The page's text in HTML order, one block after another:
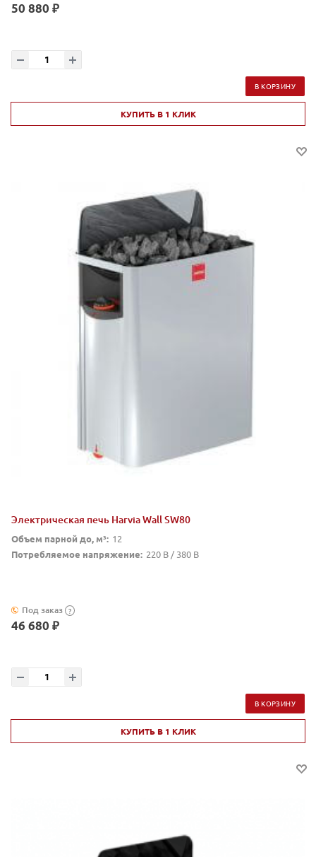
50 880 ₽
В КОРЗИНУ
КУПИТЬ В 1 КЛИК
Электрическая печь Harvia Wall SW80
Объем парной до, м³: 12
Потребляемое напряжение: 220 В / 380 В
Под заказ ?
46 680 ₽
В КОРЗИНУ
КУПИТЬ В 1 КЛИК